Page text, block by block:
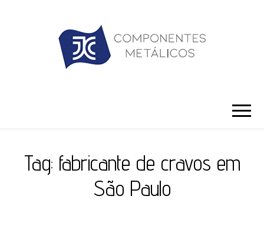
Tag: fabricante de cravos em
São Paulo